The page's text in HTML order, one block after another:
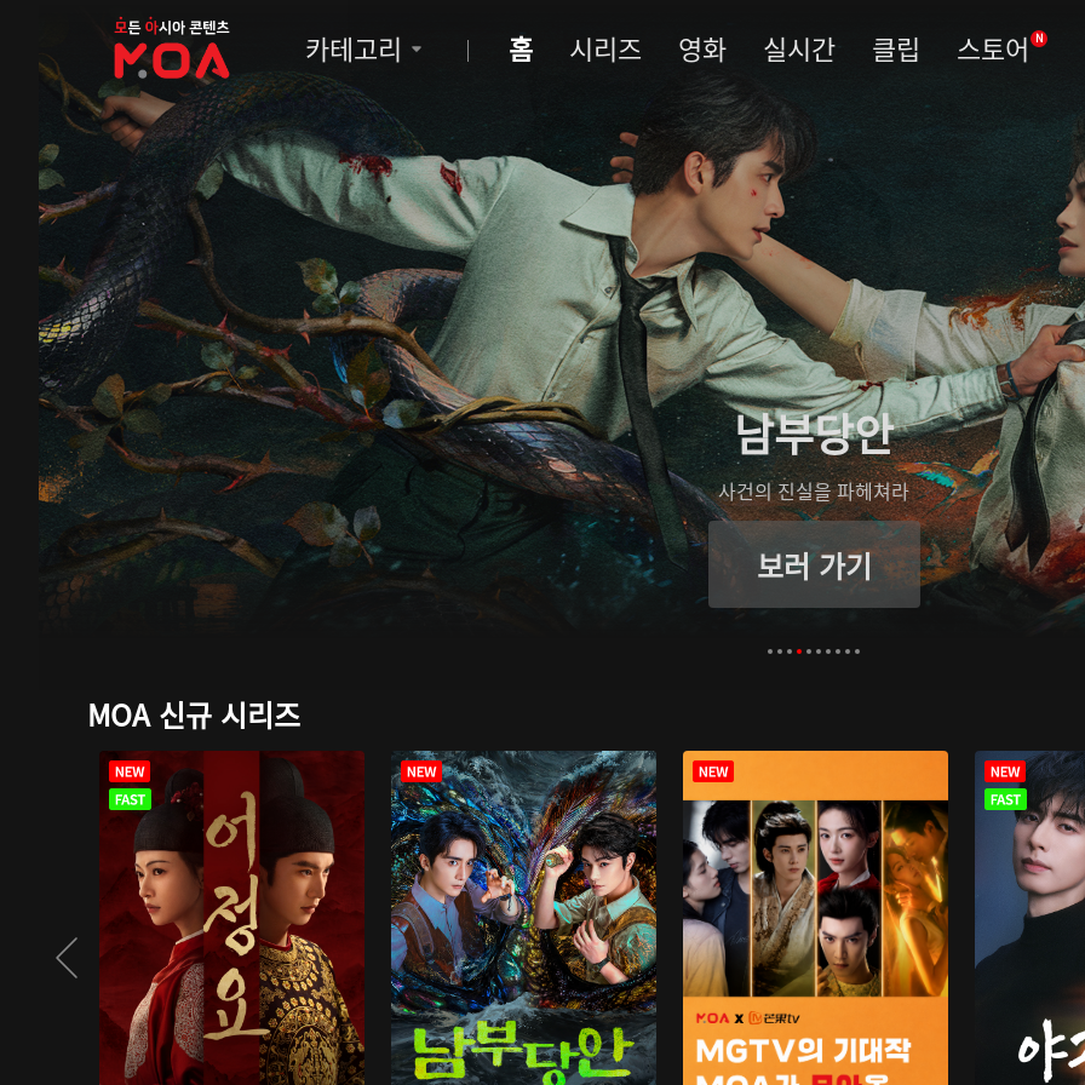
MOA
카테고리 홈 시리즈 영화 실시간 클립 스토어 N
남부당안
사건의 진실을 파헤쳐라
보러 가기
MOA 신규 시리즈